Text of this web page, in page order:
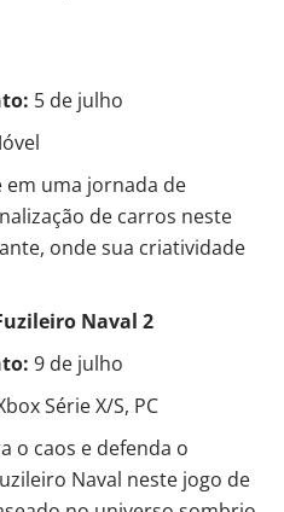
5 de julho
em uma jornada de
de carros neste
onde sua criatividade
Naval 2
9 de julho
Série X/S, PC
o caos e defenda o
Naval neste jogo de